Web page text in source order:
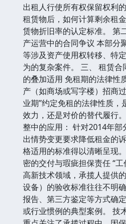
出租人行使所有权保留权利
租赁物后，如何计算剩余租
赁物折旧率的认定标准。 第
产运营中的合同争议 本部分
等涉及资产使用权转移、特
为的复杂案件。 三、 租赁
的叠加适用 免租期的法律性
产（如商场或写字楼）招商
业期”约定免租的法律性质
效力，还是对价的替代履行
整中的应用： 针对2014年
出情势变更要求降低租金的
格适用的标准得以清晰呈现
密的交付与瑕疵担保责任 “
高新技术领域，承揽人提供
设备）的验收标准往往不明
报告、第三方鉴定等方式确
或行业惯例的典型案例。 技